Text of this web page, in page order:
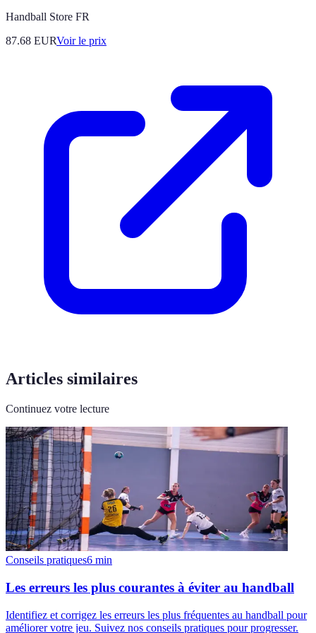
Handball Store FR
87.68 EURVoir le prix
Articles similaires
Continuez votre lecture
Conseils pratiques6 min
Les erreurs les plus courantes à éviter au handball
Identifiez et corrigez les erreurs les plus fréquentes au handball pour
améliorer votre jeu. Suivez nos conseils pratiques pour progresser.